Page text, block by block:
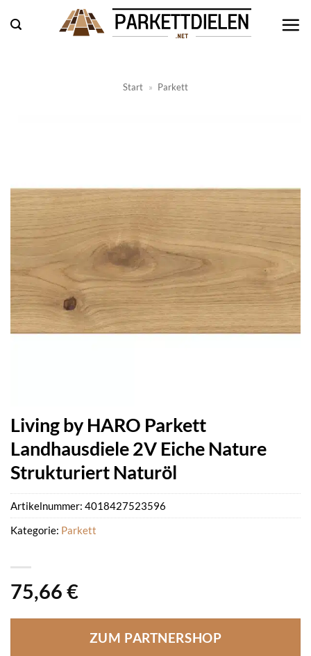
Inhalt
Start » Parkett
Living by HARO Parkett
Landhausdiele 2V Eiche Nature
Strukturiert Naturöl
75,66 €
ZUM PARTNERSHOP
Artikelnummer: 4018427523596
Kategorie: Parkett